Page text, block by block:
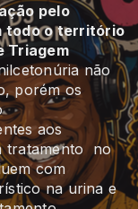
pelo
todo o território
Triagem
não
porém os
aos
tratamento no
com
na urina e